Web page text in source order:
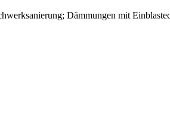
Dämmungen mit